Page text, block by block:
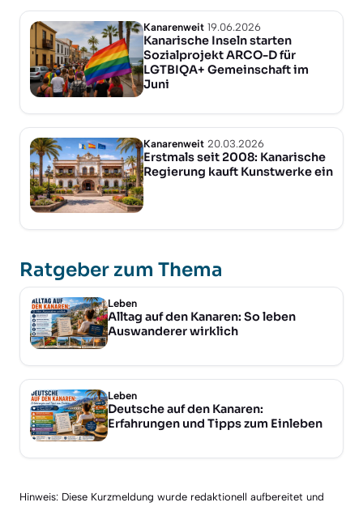
Kanarenweit 19.06.2026
Kanarische Inseln starten
Sozialprojekt ARCO-D für
LGTBIQA+ Gemeinschaft im
Juni
Kanarenweit 20.03.2026
Erstmals seit 2008: Kanarische
Regierung kauft Kunstwerke ein
Ratgeber zum Thema
Leben
Alltag auf den Kanaren: So leben
Auswanderer wirklich
Leben
Deutsche auf den Kanaren:
Erfahrungen und Tipps zum Einleben
Hinweis: Diese Kurzmeldung wurde redaktionell aufbereitet und